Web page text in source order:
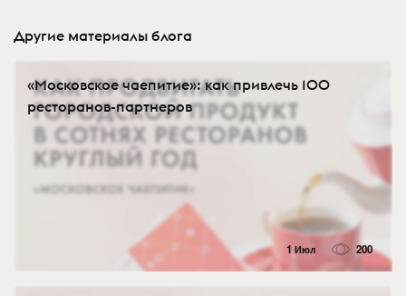
Другие материалы блога
«Московское чаепитие»: как привлечь 100
ресторанов-партнеров
1 Июл 200